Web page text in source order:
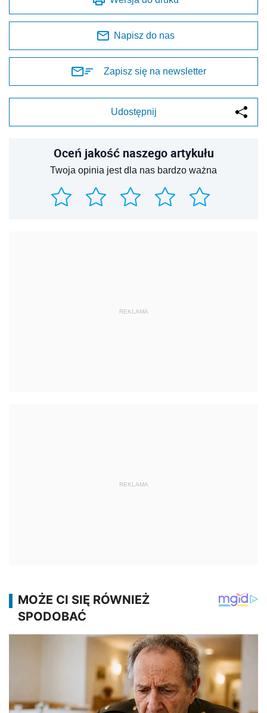
Napisz do nas
Zapisz się na newsletter
Udostępnij
Oceń jakość naszego artykułu
Twoja opinia jest dla nas bardzo ważna
REKLAMA
REKLAMA